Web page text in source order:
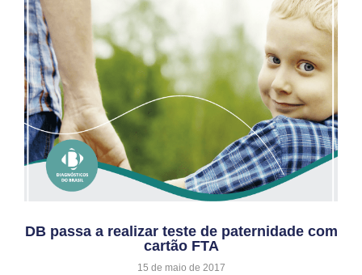
DB passa a realizar teste de paternidade com
cartão FTA
15 de maio de 2017